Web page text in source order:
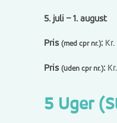
5. juli – 1. august
Pris (med cpr nr.):
Pris (uden cpr nr.):
5 Uger